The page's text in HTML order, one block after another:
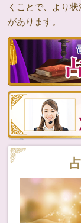
くことで、より
があります。